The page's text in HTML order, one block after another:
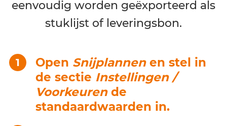
eenvoudig worden geëxporteerd als
stuklijst of leveringsbon.
Open Snijplannenen stel in
de sectie Instellingen /
Voorkeurende
standaardwaarden in.